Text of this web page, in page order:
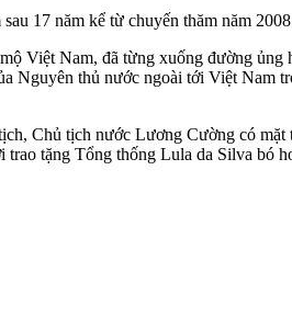
17 năm kể từ chuyến thăm năm
Việt Nam, đã từng xuống đường
Nguyên thủ nước ngoài tới Việt
Chủ tịch nước Lương Cường có
tặng Tổng thống Lula da Silva bó